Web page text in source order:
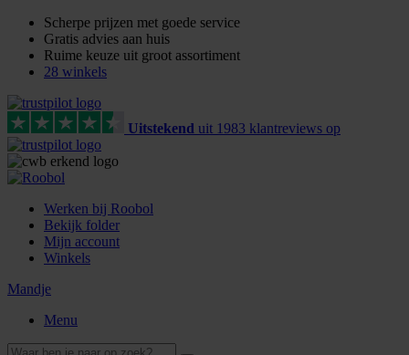
Scherpe prijzen met goede service
Gratis advies aan huis
Ruime keuze uit groot assortiment
28 winkels
Uitstekend uit 1983 klantreviews op
Werken bij Roobol
Bekijk folder
Mijn account
Winkels
Mandje
Menu